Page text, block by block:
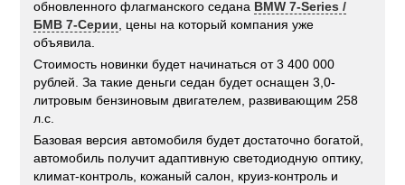
обновленного флагманского седана BMW 7-Series /
БМВ 7-Серии , цены на который компания уже
объявила.
Стоимость новинки будет начинаться от 3 400 000
рублей. За такие деньги седан будет оснащен 3,0-
литровым бензиновым двигателем, развивающим 258
л.с.
Базовая версия автомобиля будет достаточно богатой,
автомобиль получит адаптивную светодиодную оптику,
климат-контроль, кожаный салон, круиз-контроль и